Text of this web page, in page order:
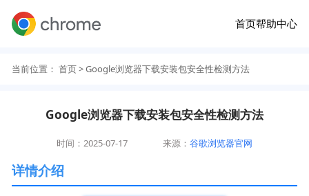
首页帮助中心
当前位置： 首页> Google浏览器下载安装包安全性检测方法
Google浏览器下载安装包安全性检测方法
时间：2025-07-17 来源：谷歌浏览器官网
详情介绍